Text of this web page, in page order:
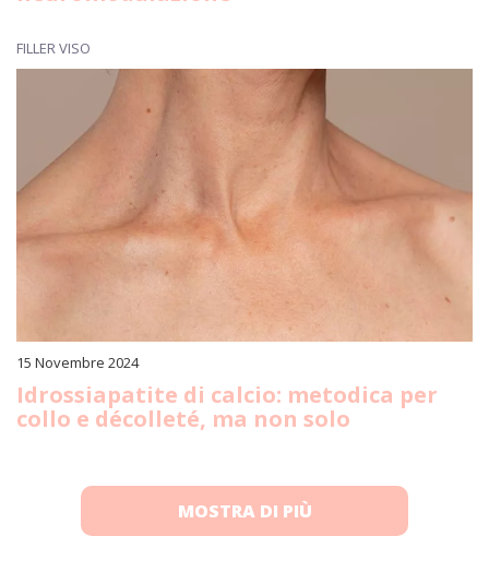
FILLER VISO
15 Novembre 2024
Idrossiapatite di calcio: metodica per
collo e décolleté, ma non solo
MOSTRA DI PIÙ